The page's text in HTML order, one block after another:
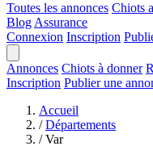
Toutes les annonces Chiots
Blog Assurance
Connexion Inscription
Annonces Chiots à donner
Inscription Publier une
Accueil
/ Départements
/ Var